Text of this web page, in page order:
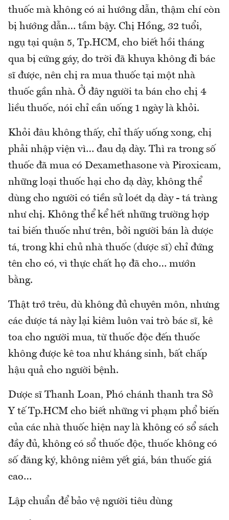
thuốc mà không có ai hướng dẫn, thậm chí còn
bị hướng dẫn… tầm bậy. Chị Hồng, 32 tuổi,
ngụ tại quận 5, Tp.HCM, cho biết hồi tháng
qua bị cứng gáy, do trời đã khuya không đi bác
sĩ được, nên chị ra mua thuốc tại một nhà
thuốc gần nhà. Ở đây người ta bán cho chị 4
liều thuốc, nói chỉ cần uống 1 ngày là khỏi.
Khỏi đâu không thấy, chỉ thấy uống xong, chị
phải nhập viện vì… đau dạ dày. Thì ra trong số
thuốc đã mua có Dexamethasone và Piroxicam,
những loại thuốc hại cho dạ dày, không thể
dùng cho người có tiền sử loét dạ dày - tá tràng
như chị. Không thể kể hết những trường hợp
tai biến thuốc như trên, bởi người bán là dược
tá, trong khi chủ nhà thuốc (dược sĩ) chỉ đứng
tên cho có, vì thực chất họ đã cho… mướn
bằng.
Thật trớ trêu, dù không đủ chuyên môn, nhưng
các dược tá này lại kiêm luôn vai trò bác sĩ, kê
toa cho người mua, từ thuốc độc đến thuốc
không được kê toa như kháng sinh, bất chấp
hậu quả cho người bệnh.
Dược sĩ Thanh Loan, Phó chánh thanh tra Sở
Y tế Tp.HCM cho biết những vi phạm phổ biến
của các nhà thuốc hiện nay là không có sổ sách
đầy đủ, không có sổ thuốc độc, thuốc không có
số đăng ký, không niêm yết giá, bán thuốc giá
cao…
Lập chuẩn để bảo vệ người tiêu dùng